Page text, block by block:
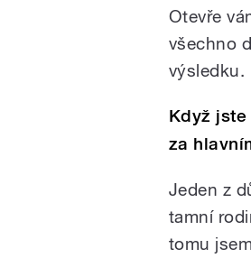
Otevře
všechno
výsledku.
Když
za
Jeden z
tamní
tomu